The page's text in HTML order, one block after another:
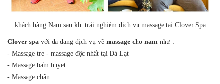
khách hàng Nam sau khi trải nghiệm dịch vụ massage tại Clover Spa
Clover spa với đa dang dịch vụ về massage cho nam như :
- Massage tre - massage độc nhất tại Đà Lạt
- Massage bấm huyệt
- Massage chân